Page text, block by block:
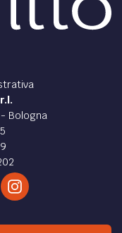
Bologna